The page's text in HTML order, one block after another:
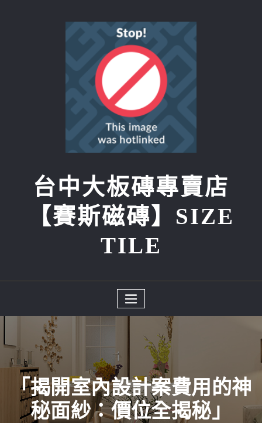
台中大板磚專賣店
【賽斯磁磚】SIZE
TILE
「揭開室內設計案費用的神
秘面紗：價位全揭秘」